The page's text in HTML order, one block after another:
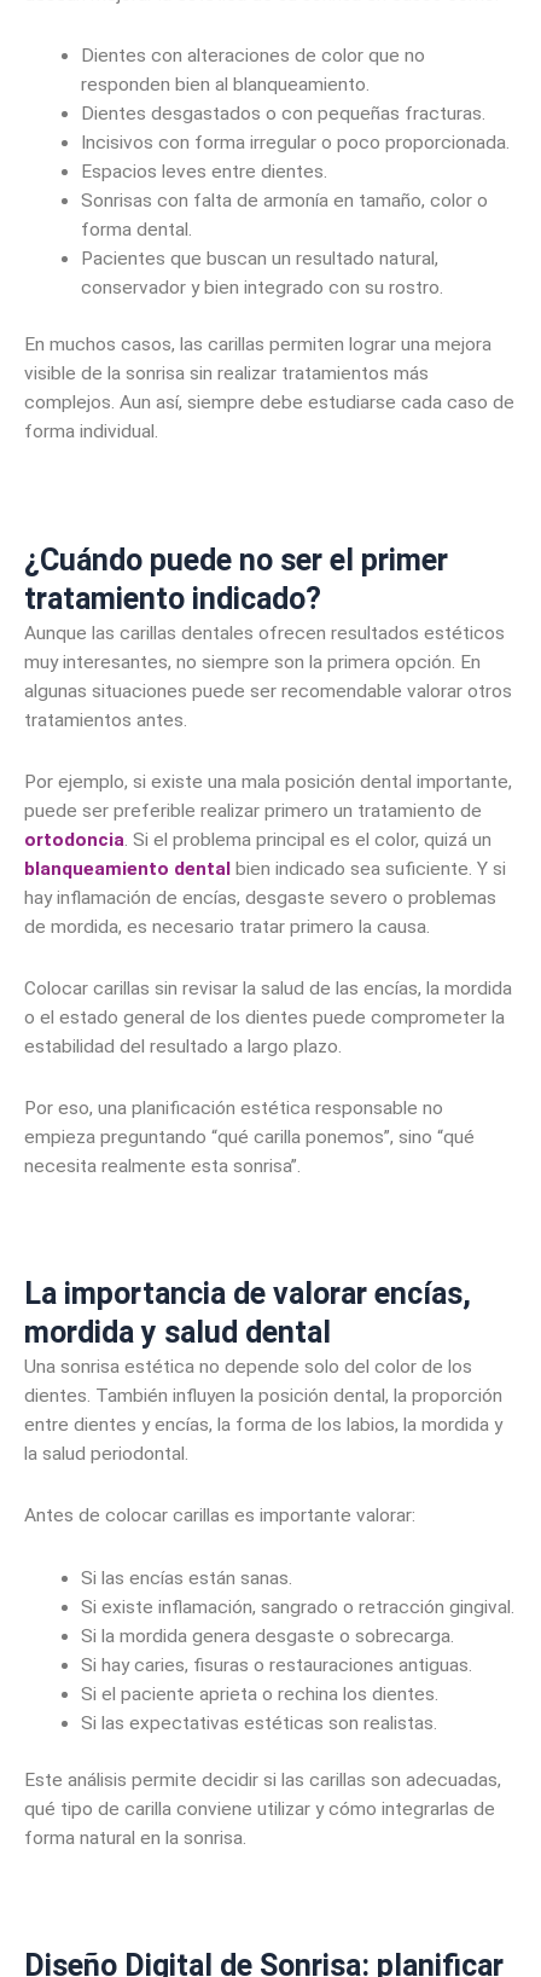
Dientes con alteraciones de color que no
responden bien al blanqueamiento.
Dientes desgastados o con pequeñas fracturas.
Incisivos con forma irregular o poco proporcionada.
Espacios leves entre dientes.
Sonrisas con falta de armonía en tamaño, color o
forma dental.
Pacientes que buscan un resultado natural,
conservador y bien integrado con su rostro.
En muchos casos, las carillas permiten lograr una mejora
visible de la sonrisa sin realizar tratamientos más
complejos. Aun así, siempre debe estudiarse cada caso de
forma individual.
¿Cuándo puede no ser el primer
tratamiento indicado?
Aunque las carillas dentales ofrecen resultados estéticos
muy interesantes, no siempre son la primera opción. En
algunas situaciones puede ser recomendable valorar otros
tratamientos antes.
Por ejemplo, si existe una mala posición dental importante,
puede ser preferible realizar primero un tratamiento de
ortodoncia. Si el problema principal es el color, quizá un
blanqueamiento dental bien indicado sea suficiente. Y si
hay inflamación de encías, desgaste severo o problemas
de mordida, es necesario tratar primero la causa.
Colocar carillas sin revisar la salud de las encías, la mordida
o el estado general de los dientes puede comprometer la
estabilidad del resultado a largo plazo.
Por eso, una planificación estética responsable no
empieza preguntando “qué carilla ponemos”, sino “qué
necesita realmente esta sonrisa”.
La importancia de valorar encías,
mordida y salud dental
Una sonrisa estética no depende solo del color de los
dientes. También influyen la posición dental, la proporción
entre dientes y encías, la forma de los labios, la mordida y
la salud periodontal.
Antes de colocar carillas es importante valorar:
Si las encías están sanas.
Si existe inflamación, sangrado o retracción gingival.
Si la mordida genera desgaste o sobrecarga.
Si hay caries, fisuras o restauraciones antiguas.
Si el paciente aprieta o rechina los dientes.
Si las expectativas estéticas son realistas.
Este análisis permite decidir si las carillas son adecuadas,
qué tipo de carilla conviene utilizar y cómo integrarlas de
forma natural en la sonrisa.
Diseño Digital de Sonrisa: planificar